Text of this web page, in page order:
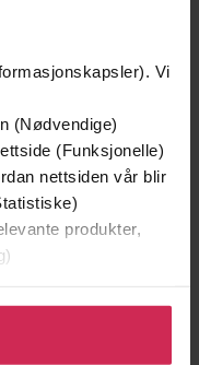
Vi
(Nødvendige)
(Funksjonelle)
nettsiden vår blir
produkter,
samtykke til å
Du kan også
formål ved å klikke
399,-